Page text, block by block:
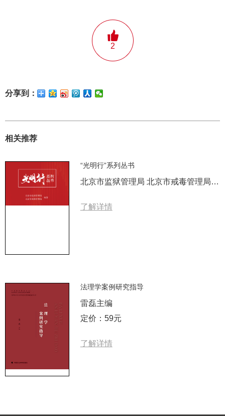
2
分享到：
相关推荐
“光明行”系列丛书
北京市监狱管理局 北京市戒毒管理局 编著
了解详情
法理学案例研究指导
雷磊主编
定价：59元
了解详情